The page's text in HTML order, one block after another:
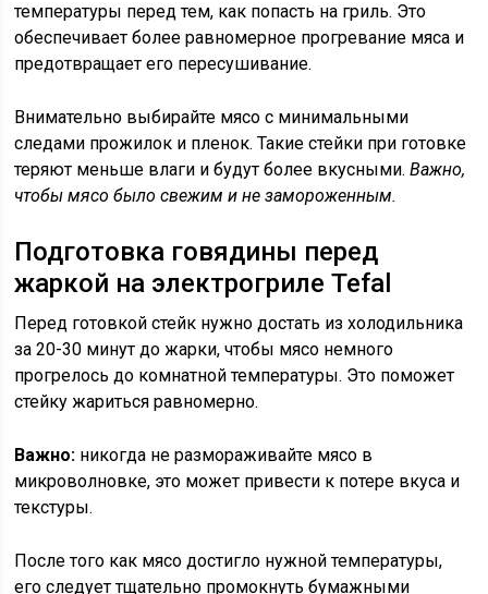
температуры перед тем, как попасть на гриль. Это
обеспечивает более равномерное прогревание мяса и
предотвращает его пересушивание.
Внимательно выбирайте мясо с минимальными
следами прожилок и пленок. Такие стейки при готовке
теряют меньше влаги и будут более вкусными.Важно,
чтобы мясо было свежим и не замороженным.
Подготовка говядины перед
жаркой на электрогриле Tefal
Перед готовкой стейк нужно достать из холодильника
за 20-30 минут до жарки, чтобы мясо немного
прогрелось до комнатной температуры. Это поможет
стейку жариться равномерно.
Важно: никогда не размораживайте мясо в
микроволновке, это может привести к потере вкуса и
текстуры.
После того как мясо достигло нужной температуры,
его следует тщательно промокнуть бумажными